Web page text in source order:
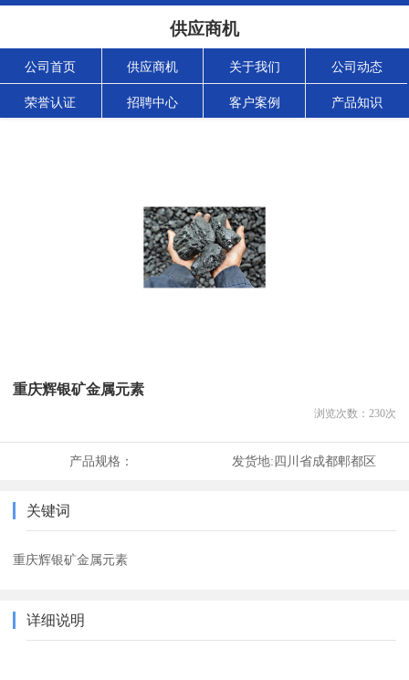
供应商机
公司首页 供应商机 关于我们 公司动态
荣誉认证 招聘中心 客户案例 产品知识
重庆辉银矿金属元素
浏览次数： 230次
产品规格： 发货地:四川省成都郫都区
关键词
重庆辉银矿金属元素
详细说明